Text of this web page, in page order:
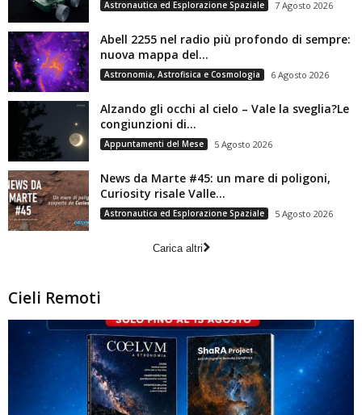
Astronautica ed Esplorazione Spaziale 7 Agosto 2026
Abell 2255 nel radio più profondo di sempre:
nuova mappa del...
Astronomia, Astrofisica e Cosmologia 6 Agosto 2026
Alzando gli occhi al cielo – Vale la sveglia?Le
congiunzioni di...
Appuntamenti del Mese 5 Agosto 2026
News da Marte #45: un mare di poligoni,
Curiosity risale Valle...
Astronautica ed Esplorazione Spaziale 5 Agosto 2026
Carica altri
Cieli Remoti